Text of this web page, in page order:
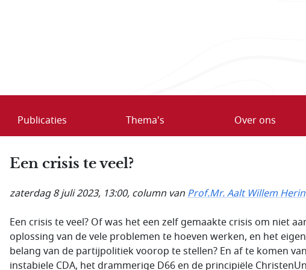
Publicaties Thema's Over ons
Een crisis te veel?
zaterdag 8 juli 2023, 13:00, column vanProf.Mr. Aalt Willem
Een crisis te veel? Of was het een zelf gemaakte crisis om niet
oplossing van de vele problemen te hoeven werken, en het eigen
belang van de partijpolitiek voorop te stellen? En af te komen
instabiele CDA, het drammerige D66 en de principiële